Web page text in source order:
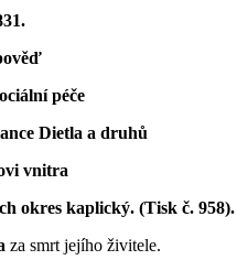
péče
Dietla a druhů
vnitra
okres kaplický. (Tisk č. 958).
za smrt jejího živitele.